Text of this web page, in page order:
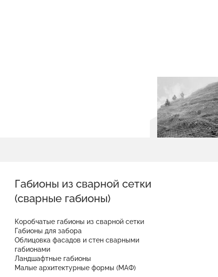
Габионы из сварной сетки
(сварные габионы)
Коробчатые габионы из сварной сетки
Габионы для забора
Облицовка фасадов и стен сварными
габионами
Ландшафтные габионы
Малые архитектурные формы (МАФ)